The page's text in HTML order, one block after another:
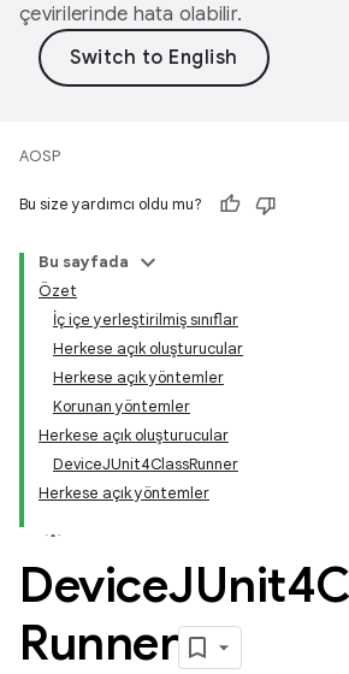
çevirilerinde hata olabilir.
AOSP
Bu size yardımcı oldu mu?
Bu sayfada
Özet
İç içe yerleştirilmiş sınıflar
Herkese açık oluşturucular
Herkese açık yöntemler
Korunan yöntemler
Herkese açık oluşturucular
DeviceJUnit4ClassRunner
Herkese açık yöntemler
Device
Runner